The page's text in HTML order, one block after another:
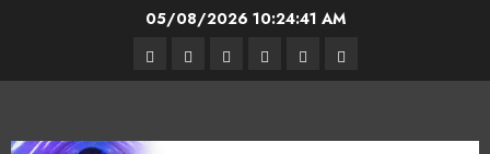
05/08/2026 10:24:42 AM
Entrevistas
Espectáculos
Movilidad
Metro
CDMX
CulturaOpinión